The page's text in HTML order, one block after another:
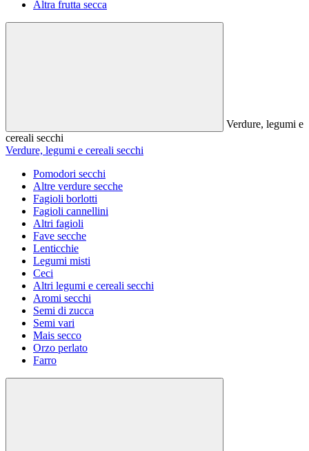
Altra frutta secca
Verdure, legumi e
cereali secchi
Verdure, legumi e cereali secchi
Pomodori secchi
Altre verdure secche
Fagioli borlotti
Fagioli cannellini
Altri fagioli
Fave secche
Lenticchie
Legumi misti
Ceci
Altri legumi e cereali secchi
Aromi secchi
Semi di zucca
Semi vari
Mais secco
Orzo perlato
Farro